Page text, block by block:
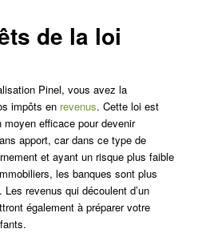
de la loi
Pinel, vous avez la
impôts en revenus. Cette loi est
efficace pour devenir
apport, car dans ce type de
et ayant un risque plus faible
les banques sont plus
revenus qui découlent d’un
également à préparer votre